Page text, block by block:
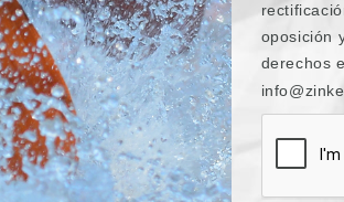
oposición
derechos